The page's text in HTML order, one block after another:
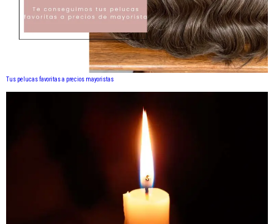
Tus pelucas favoritas a precios mayoristas